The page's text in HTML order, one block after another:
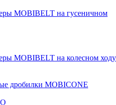
MOBIBELT на гусеничном
MOBIBELT на колесном ходу
дробилки MOBICONE